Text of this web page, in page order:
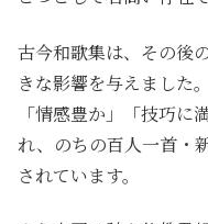
古今和歌集は、その後
きな影響を与えました
「情感豊か」「技巧に
れ、のちの百人一首・
されています。